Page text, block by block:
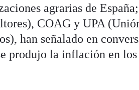
agrarias de
COAG y UPA
han señalado en
produjo la inflación en